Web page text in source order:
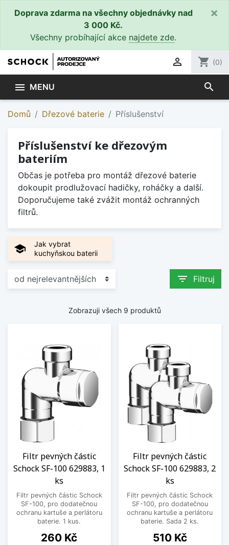
Doprava zdarma na všechny objednávky nad
3 000 Kč.
Všechny probíhající akce najdete zde.
×
 shopping_cart (0)
 MENU search
Domů Dřezové baterie Příslušenství
Příslušenství ke dřezovým
bateriím
Občas je potřeba pro montáž dřezové baterie
dokoupit prodlužovací hadičky, roháčky a další.
Doporučujeme také zvážit montáž ochranných
filtrů.
school
Jak vybrat
kuchyňskou baterii
filter_list Filtruj
Zobrazuji všech 9 produktů
Filtr pevných částic
Schock SF-100 629883, 1
ks
Filtr pevných částic Schock
SF-100, pro dodatečnou
ochranu kartuše a perlátoru
baterie. 1 kus.
Cena
260 Kč
Filtr pevných částic
Schock SF-100 629883, 2
ks
Filtr pevných částic Schock
SF-100, pro dodatečnou
ochranu kartuše a perlátoru
baterie. Sada 2 ks.
Cena
510 Kč